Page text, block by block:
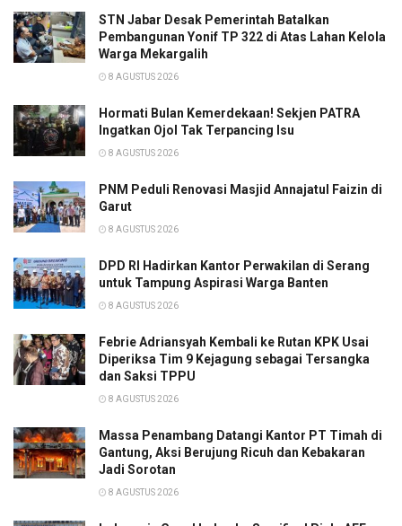
STN Jabar Desak Pemerintah Batalkan
Pembangunan Yonif TP 322 di Atas Lahan Kelola
Warga Mekargalih
8 AGUSTUS 2026
Hormati Bulan Kemerdekaan! Sekjen PATRA
Ingatkan Ojol Tak Terpancing Isu
8 AGUSTUS 2026
PNM Peduli Renovasi Masjid Annajatul Faizin di
Garut
8 AGUSTUS 2026
DPD RI Hadirkan Kantor Perwakilan di Serang
untuk Tampung Aspirasi Warga Banten
8 AGUSTUS 2026
Febrie Adriansyah Kembali ke Rutan KPK Usai
Diperiksa Tim 9 Kejagung sebagai Tersangka
dan Saksi TPPU
8 AGUSTUS 2026
Massa Penambang Datangi Kantor PT Timah di
Gantung, Aksi Berujung Ricuh dan Kebakaran
Jadi Sorotan
8 AGUSTUS 2026